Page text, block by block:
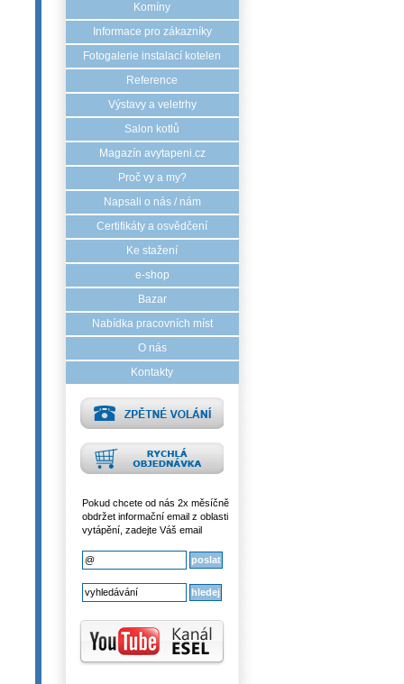
Komíny
Informace pro zákazníky
Fotogalerie instalací kotelen
Reference
Výstavy a veletrhy
Salon kotlů
Magazín avytapeni.cz
Proč vy a my?
Napsali o nás / nám
Certifikáty a osvědčení
Ke stažení
e-shop
Bazar
Nabídka pracovních míst
O nás
Kontakty
Pokud chcete od nás 2x měsíčně
obdržet informační email z oblasti
vytápění, zadejte Váš email